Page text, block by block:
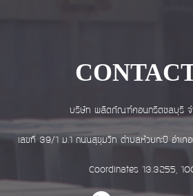
บริษัท ผลิตภัณฑ์คอนกรีตชลบุรี จ
เลขที่ 39/1 ม.1 ถนนสุขุมวิท ตำบลห้วยกะปิ อำเ
Coordinates 13.3255,